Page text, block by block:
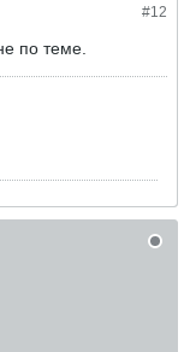
#12
по теме.